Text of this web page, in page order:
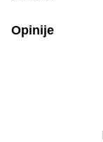
Opinije